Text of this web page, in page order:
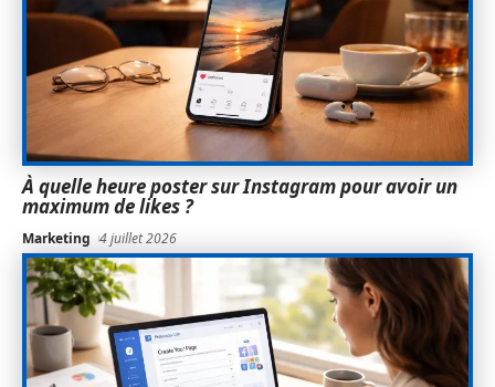
À quelle heure poster sur Instagram pour avoir un
maximum de likes ?
Marketing 4 juillet 2026